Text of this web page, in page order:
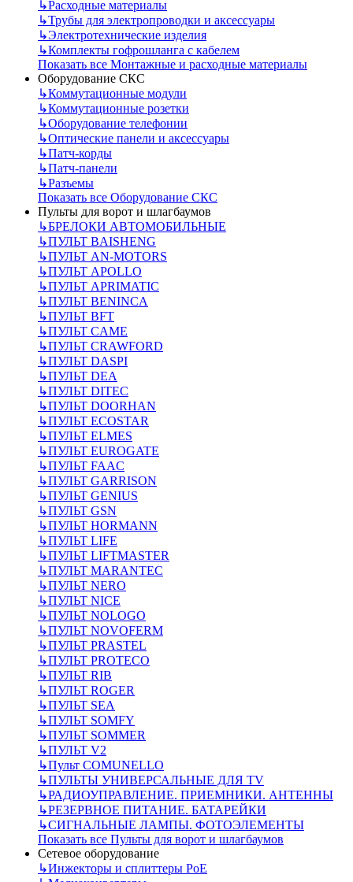
↳Расходные материалы
↳Трубы для электропроводки и аксессуары
↳Электротехнические изделия
↳Комплекты гофрошланга с кабелем
Показать все Монтажные и расходные материалы
Оборудование СКС
↳Коммутационные модули
↳Коммутационные розетки
↳Оборудование телефонии
↳Оптические панели и аксессуары
↳Патч-корды
↳Патч-панели
↳Разъемы
Показать все Оборудование СКС
Пульты для ворот и шлагбаумов
↳БРЕЛОКИ АВТОМОБИЛЬНЫЕ
↳ПУЛЬТ BAISHENG
↳ПУЛЬТ AN-MOTORS
↳ПУЛЬТ APOLLO
↳ПУЛЬТ APRIMATIC
↳ПУЛЬТ BENINCA
↳ПУЛЬТ BFT
↳ПУЛЬТ CAME
↳ПУЛЬТ CRAWFORD
↳ПУЛЬТ DASPI
↳ПУЛЬТ DEA
↳ПУЛЬТ DITEC
↳ПУЛЬТ DOORHAN
↳ПУЛЬТ ECOSTAR
↳ПУЛЬТ ELMES
↳ПУЛЬТ EUROGATE
↳ПУЛЬТ FAAC
↳ПУЛЬТ GARRISON
↳ПУЛЬТ GENIUS
↳ПУЛЬТ GSN
↳ПУЛЬТ HORMANN
↳ПУЛЬТ LIFE
↳ПУЛЬТ LIFTMASTER
↳ПУЛЬТ MARANTEC
↳ПУЛЬТ NERO
↳ПУЛЬТ NICE
↳ПУЛЬТ NOLOGO
↳ПУЛЬТ NOVOFERM
↳ПУЛЬТ PRASTEL
↳ПУЛЬТ PROTECO
↳ПУЛЬТ RIB
↳ПУЛЬТ ROGER
↳ПУЛЬТ SEA
↳ПУЛЬТ SOMFY
↳ПУЛЬТ SOMMER
↳ПУЛЬТ V2
↳Пульт СOMUNELLO
↳ПУЛЬТЫ УНИВЕРСАЛЬНЫЕ ДЛЯ TV
↳РАДИОУПРАВЛЕНИЕ. ПРИЕМНИКИ. АНТЕННЫ
↳РЕЗЕРВНОЕ ПИТАНИЕ. БАТАРЕЙКИ
↳СИГНАЛЬНЫЕ ЛАМПЫ. ФОТОЭЛЕМЕНТЫ
Показать все Пульты для ворот и шлагбаумов
Сетевое оборудование
↳Инжекторы и сплиттеры РоЕ